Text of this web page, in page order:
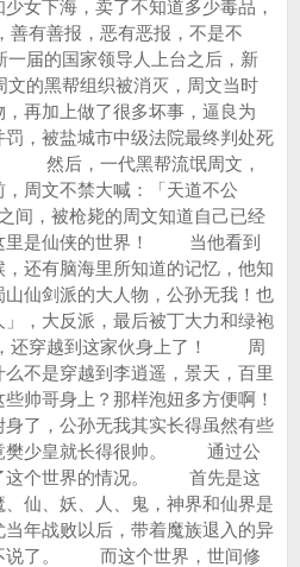
女下海，卖了不知道多少毒品，
有善报，恶有恶报，不是不
一届的国家领导人上台之后，新
文的黑帮组织被消灭，周文当时
再加上做了很多坏事，逼良为
，被盐城市中级法院最终判处死
然后，一代黑帮流氓周文，
周文不禁大喊：「天道不公
枪毙的周文知道自己已经
里是仙侠的世界！ 当他看到
还有脑海里所知道的记忆，他知
仙剑派的大人物，公孙无我！也
，大反派，最后被丁大力和绿袍
穿越到这家伙身上了！ 周
不是穿越到李逍遥，景天，百里
帅哥身上？那样泡妞多方便啊！
了，公孙无我其实长得虽然有些
樊少皇就长得很帅。 通过公
这个世界的情况。 首先是这
仙、妖、人、鬼，神界和仙界是
年战败以后，带着魔族退入的异
说了。 而这个世界，世间修